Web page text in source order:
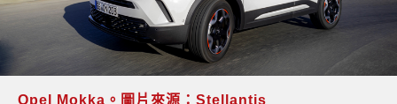
Opel Mokka。圖片來源：Stellantis